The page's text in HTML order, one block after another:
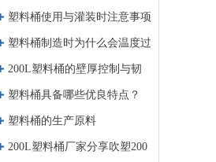
塑料桶使用与灌装时注意事项
塑料桶制造时为什么会温度过
高？
200L塑料桶的壁厚控制与韧
性大刚性强原因分析
塑料桶具备哪些优良特点？
塑料桶的生产原料
200L塑料桶厂家分享吹塑200